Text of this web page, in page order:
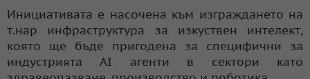
Инициативата е насочена към изграждането на
т.нар инфраструктура за изкуствен интелект,
която ще бъде пригодена за специфични за
индустрията AI агенти в сектори като